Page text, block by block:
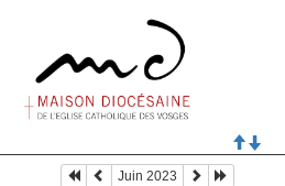
Juin 2023